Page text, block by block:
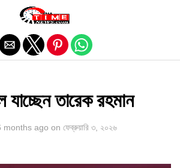
যাচ্ছেন তারেক রহমান
months ago on ফেব্রুয়ারি ৩, ২০২৬
Exit mobile version